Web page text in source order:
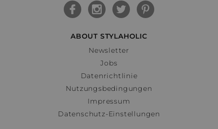
ABOUT STYLAHOLIC
Newsletter
Jobs
Datenrichtlinie
Nutzungsbedingungen
Impressum
Datenschutz-Einstellungen